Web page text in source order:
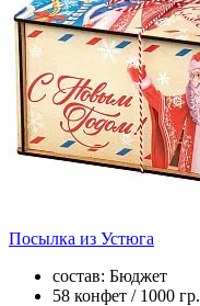
Посылка из Устюга
состав: Бюджет
58 конфет / 1000 гр.